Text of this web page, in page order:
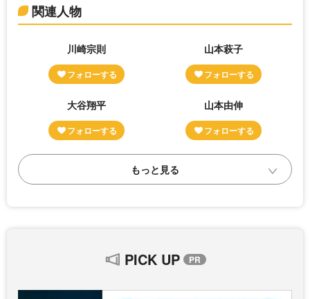
関連人物
川崎宗則 山本萩子
大谷翔平 山本由伸
PICK UP